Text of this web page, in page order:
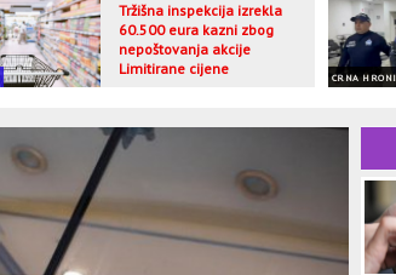
Tržišna inspekcija izrekla
60.500 eura kazni zbog
nepoštovanja akcije
Limitirane cijene
CRNA